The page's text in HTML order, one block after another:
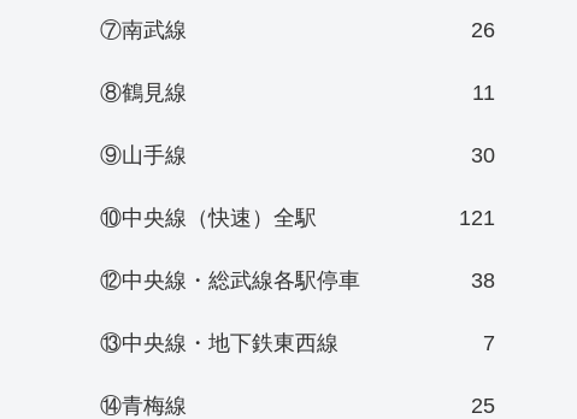
⑦南武線 26
⑧鶴見線 11
⑨山手線 30
⑩中央線（快速）全駅 121
⑫中央線・総武線各駅停車 38
⑬中央線・地下鉄東西線 7
⑭青梅線 25